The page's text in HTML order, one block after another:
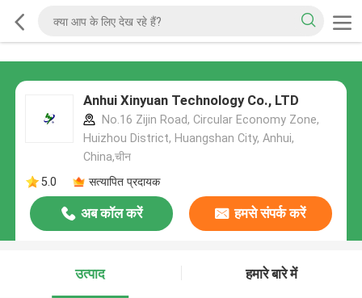
Anhui Xinyuan Technology Co., LTD
No.16 Zijin Road, Circular Economy Zone,
Huizhou District, Huangshan City, Anhui,
China,चीन
5.0
सत्यापित प्रदायक
अब कॉल करें हमसे संपर्क करें
उत्पाद हमारे बारे में